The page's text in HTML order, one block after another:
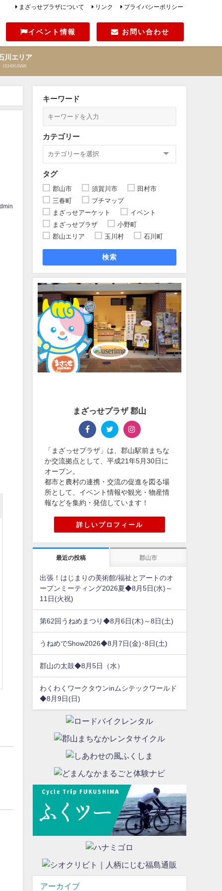
まざっせプラザについて リンク プライバシーポリシー
イベント情報 お問い合わせ
川エリア
ISHIKAWA
キーワード
カテゴリー
タグ
郡山市 須賀川市
田村市
三春町
プチマップ
まざっせアーケット
イベント
まざっせプラザ
小野町
郡山エリア
玉川村 石川町
検索
まざっせプラザ 郡山
「まざっせプラザ」は、郡山駅前まちな
か交流拠点として、平成21年5月30日に
オープン。
都市と農村の連携・交流の促進を図る場
所として、イベント情報や観光・物産情
報などを集約・発信しています！
詳しいプロフィール
最近の投稿 郡山市
出張！はじまりの美術館/福祉とアートのオ
ープンミーティング2026夏◆8月5日(水)～
11日(火祝)
第62回うねめまつり◆8月6日(木)～8日(土)
うねめでShow2026◆8月7日(金)･8日(土)
郡山の太鼓◆8月5日（水）
わくわくワークタウンinムシテックワールド
◆8月9日(日)
アーカイブ